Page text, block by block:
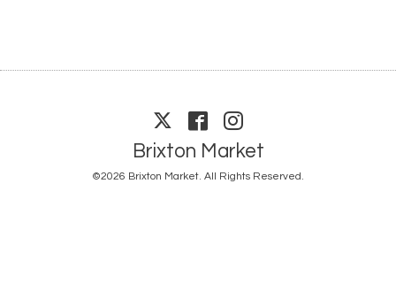
Brixton Market
©2026 Brixton Market. All Rights Reserved.